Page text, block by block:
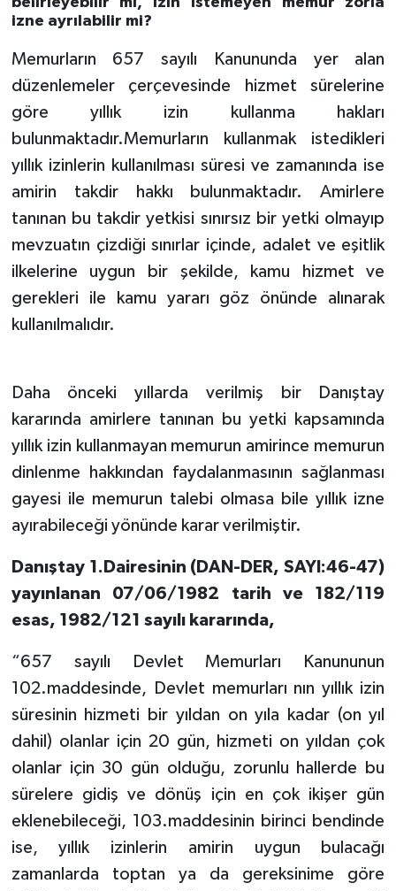
izne ayrılabilir mi?
Memurların 657 sayılı Kanununda yer alan
düzenlemeler çerçevesinde hizmet sürelerine
göre yıllık izin kullanma hakları
bulunmaktadır.Memurların kullanmak istedikleri
yıllık izinlerin kullanılması süresi ve zamanında ise
amirin takdir hakkı bulunmaktadır. Amirlere
tanınan bu takdir yetkisi sınırsız bir yetki olmayıp
mevzuatın çizdiği sınırlar içinde, adalet ve eşitlik
ilkelerine uygun bir şekilde, kamu hizmet ve
gerekleri ile kamu yararı göz önünde alınarak
kullanılmalıdır.
Daha önceki yıllarda verilmiş bir Danıştay
kararında amirlere tanınan bu yetki kapsamında
yıllık izin kullanmayan memurun amirince memurun
dinlenme hakkından faydalanmasının sağlanması
gayesi ile memurun talebi olmasa bile yıllık izne
ayırabileceği yönünde karar verilmiştir.
Danıştay 1.Dairesinin (DAN-DER, SAYI:46-47)
yayınlanan 07/06/1982 tarih ve 182/119
esas, 1982/121 sayılı kararında,
“657 sayılı Devlet Memurları Kanununun
102.maddesinde, Devlet memurları nın yıllık izin
süresinin hizmeti bir yıldan on yıla kadar (on yıl
dahil) olanlar için 20 gün, hizmeti on yıldan çok
olanlar için 30 gün olduğu, zorunlu hallerde bu
sürelere gidiş ve dönüş için en çok ikişer gün
eklenebileceği, 103.maddesinin birinci bendinde
ise, yıllık izinlerin amirin uygun bulacağı
zamanlarda toptan ya da gereksinime göre